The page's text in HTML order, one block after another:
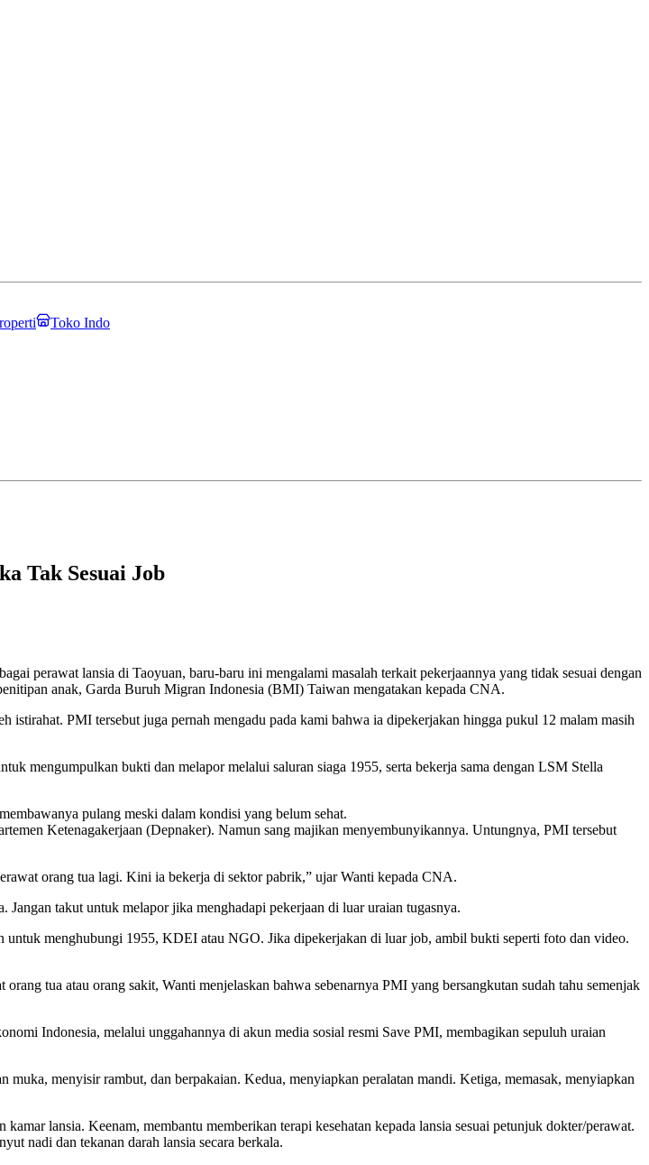
Toko Indo
Tak Sesuai Job
perawat lansia di Taoyuan, baru-baru ini mengalami masalah terkait pekerjaannya yang tidak sesuai dengan
anak, Garda Buruh Migran Indonesia (BMI) Taiwan mengatakan kepada CNA.
istirahat. PMI tersebut juga pernah mengadu pada kami bahwa ia dipekerjakan hingga pukul 12 malam masih
mengumpulkan bukti dan melapor melalui saluran siaga 1955, serta bekerja sama dengan LSM Stella
pulang meski dalam kondisi yang belum sehat.
Ketenagakerjaan (Depnaker). Namun sang majikan menyembunyikannya. Untungnya, PMI tersebut
orang tua lagi. Kini ia bekerja di sektor pabrik,” ujar Wanti kepada CNA.
takut untuk melapor jika menghadapi pekerjaan di luar uraian tugasnya.
menghubungi 1955, KDEI atau NGO. Jika dipekerjakan di luar job, ambil bukti seperti foto dan video.
tua atau orang sakit, Wanti menjelaskan bahwa sebenarnya PMI yang bersangkutan sudah tahu semenjak
Indonesia, melalui unggahannya di akun media sosial resmi Save PMI, membagikan sepuluh uraian
menyisir rambut, dan berpakaian. Kedua, menyiapkan peralatan mandi. Ketiga, memasak, menyiapkan
lansia. Keenam, membantu memberikan terapi kesehatan kepada lansia sesuai petunjuk dokter/perawat.
nadi dan tekanan darah lansia secara berkala.